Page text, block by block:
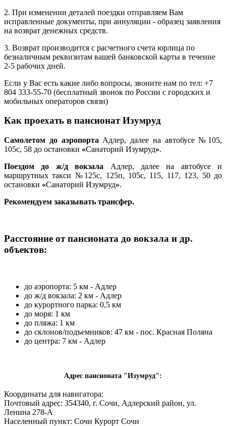
2. При изменении деталей поездки отправляем Вам
исправленные документы, при аннуляции - образец заявления
на возврат денежных средств.
3. Возврат производится с расчетного счета юрлица по
безналичным реквизитам вашей банковской карты в течение
2-5 рабочих дней.
Если у Вас есть какие либо вопросы, звоните нам по тел: +7
804 333-55-70 (бесплатный звонок по России с городских и
мобильных операторов связи)
Как проехать в пансионат Изумруд
Самолетом до аэропорта Адлер, далее на автобусе №105,
105с, 58 до остановки «Санаторий Изумруд».
Поездом до ж/д вокзала Адлер, далее на автобусе и
маршрутных такси №125с, 125п, 105с, 115, 117, 123, 50 до
остановки «Санаторий Изумруд».
Рекомендуем заказывать трансфер.
Расстояние от пансионата до вокзала и др.
объектов:
до аэропорта: 5 км - Адлер
до ж/д вокзала: 2 км - Адлер
до курортного парка: 0,5 км
до моря: 1 км
до пляжа: 1 км
до склонов/подъемников: 47 км - пос. Красная Поляна
до центра: 7 км - Адлер
Адрес пансионата "Изумруд":
Координаты для навигатора:
Почтовый адрес: 354340, г. Сочи, Адлерский район, ул.
Ленина 278-А
Населенный пункт: Сочи Курорт Сочи